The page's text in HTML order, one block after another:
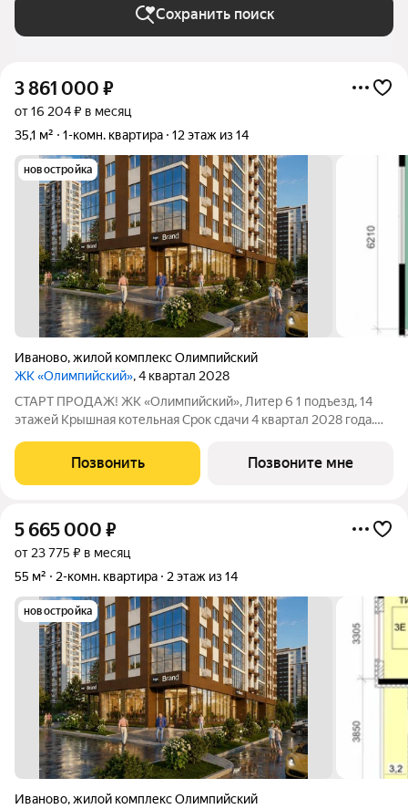
Сохранить поиск
3 861 000 ₽
от 16 204 ₽ в месяц
35,1 м²
1-комн. квартира 12 этаж из 14
новостройка
Иваново,жилой комплекс Олимпийский
ЖК «Олимпийский», 4 квартал 2028
СТАРТ ПРОДАЖ! ЖК «Олимпийский», Литер 6 1 подъезд, 14
этажей Крышная котельная Срок сдачи 4 квартал 2028 года.
планировка? Звоните или пишите, чтобы узнать все
подробности. Больше планировок в
Позвонить Позвоните мне
5 665 000 ₽
от 23 775 ₽ в месяц
55 м²
2-комн. квартира 2 этаж из 14
новостройка
Иваново,жилой комплекс Олимпийский